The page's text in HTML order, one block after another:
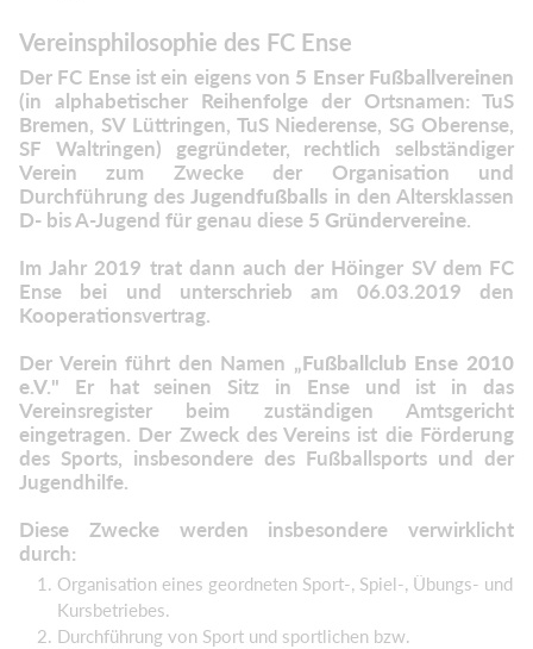
Vereinsphilosophie des FC Ense
Der FC Ense ist ein eigens von 5 Enser Fußballvereinen
(in alphabetischer Reihenfolge der Ortsnamen: TuS
Bremen, SV Lüttringen, TuS Niederense, SG Oberense,
SF Waltringen) gegründeter, rechtlich selbständiger
Verein zum Zwecke der Organisation und
Durchführung des Jugendfußballs in den Altersklassen
D- bis A-Jugend für genau diese 5 Gründervereine.
Im Jahr 2019 trat dann auch der Höinger SV dem FC
Ense bei und unterschrieb am 06.03.2019 den
Kooperationsvertrag.
Der Verein führt den Namen „Fußballclub Ense 2010
e.V." Er hat seinen Sitz in Ense und ist in das
Vereinsregister beim zuständigen Amtsgericht
eingetragen. Der Zweck des Vereins ist die Förderung
des Sports, insbesondere des Fußballsports und der
Jugendhilfe.
Diese Zwecke werden insbesondere verwirklicht
durch:
Organisation eines geordneten Sport-, Spiel-, Übungs- und
Kursbetriebes.
Durchführung von Sport und sportlichen bzw.